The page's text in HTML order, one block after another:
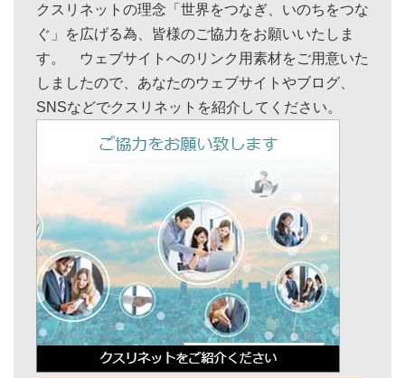
クスリネットの理念「世界をつなぎ、いのちをつな
ぐ」を広げる為、皆様のご協力をお願いいたしま
す。 ウェブサイトへのリンク用素材をご用意いた
しましたので、あなたのウェブサイトやブログ、
SNSなどでクスリネットを紹介してください。